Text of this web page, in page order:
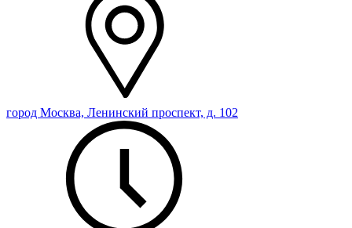
город Москва, Ленинский проспект, д. 102